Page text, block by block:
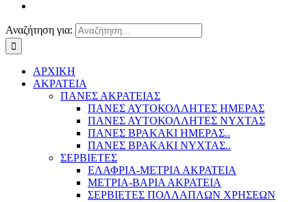
Αναζήτηση για:
ΑΡΧΙΚΗ
ΑΚΡΑΤΕΙΑ
ΠΑΝΕΣ ΑΚΡΑΤΕΙΑΣ
ΠΑΝΕΣ ΑΥΤΟΚΟΛΛΗΤΕΣ ΗΜΕΡΑΣ
ΠΑΝΕΣ ΑΥΤΟΚΟΛΛΗΤΕΣ ΝΥΧΤΑΣ
ΠΑΝΕΣ ΒΡΑΚΑΚΙ ΗΜΕΡΑΣ..
ΠΑΝΕΣ ΒΡΑΚΑΚΙ ΝΥΧΤΑΣ..
ΣΕΡΒΙΕΤΕΣ
ΕΛΑΦΡΙΑ-ΜΕΤΡΙΑ ΑΚΡΑΤΕΙΑ
ΜΕΤΡΙΑ-ΒΑΡΙΑ ΑΚΡΑΤΕΙΑ
ΣΕΡΒΙΕΤΕΣ ΠΟΛΛΑΠΛΩΝ ΧΡΗΣΕΩΝ